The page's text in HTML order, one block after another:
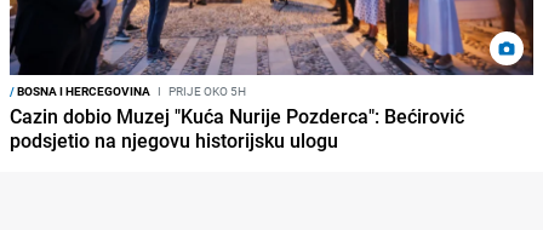
/BOSNA I HERCEGOVINA I PRIJE OKO 5H
Cazin dobio Muzej "Kuća Nurije Pozderca": Bećirović
podsjetio na njegovu historijsku ulogu